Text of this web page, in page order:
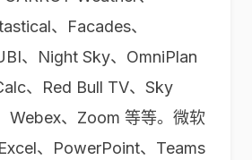
、Facades、
、Night Sky、OmniPlan
、Red Bull TV、Sky
Webex、Zoom 等等。微软
、PowerPoint、Teams